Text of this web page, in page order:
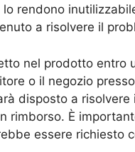
rendono
a risolvere il
nel prodotto entro
o il negozio
disposto a
rimborso. È
essere richiesto